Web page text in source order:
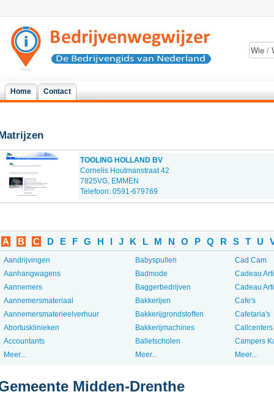
Home Contact
TOOLING HOLLAND BV
Cornelis Houtmanstraat 42
7825VG, EMMEN
Telefoon: 0591-679769
A B C D E F G H I J K L M N O P Q R S T U
Aandrijvingen
Aanhangwagens
Aannemers
Aannemersmateriaal
Aannemersmaterieelverhuur
Abortusklinieken
Accountants
Meer...
Babyspullen
Badmode
Baggerbedrijven
Bakkerijen
Bakkerijgrondstoffen
Bakkerijmachines
Balletscholen
Meer...
Cad Cam
Cadeau
Cadeau
Cafe's
Cafetaria's
Callcenters
Campers
Meer...
Midden-Drenthe